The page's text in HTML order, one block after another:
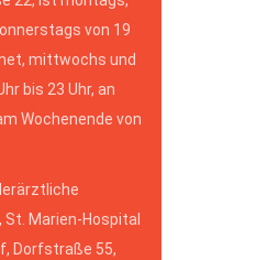
von 19
mittwochs und
bis 23 Uhr, an
Wochenende von
Marien-Hospital
Dorfstraße 55,